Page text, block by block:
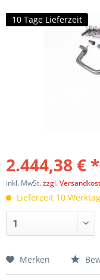
10 Tage Lieferzeit
2.444,38 € *
inkl. MwSt.zzgl.
Lieferzeit 10
Merken